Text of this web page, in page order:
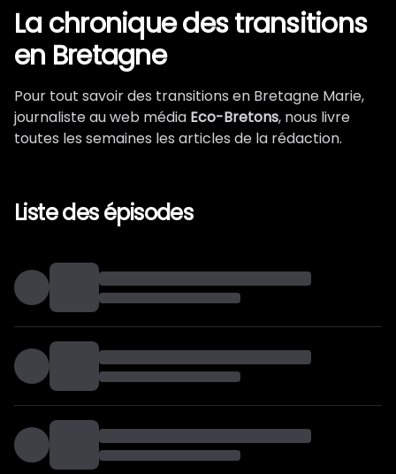
La chronique des transitions
en Bretagne
Pour tout savoir des transitions en Bretagne Marie,
journaliste au web média Eco-Bretons, nous livre
toutes les semaines les articles de la rédaction.
Liste des épisodes